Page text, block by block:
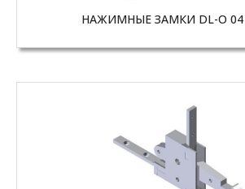
НАЖИМНЫЕ ЗАМКИ DL-O 04